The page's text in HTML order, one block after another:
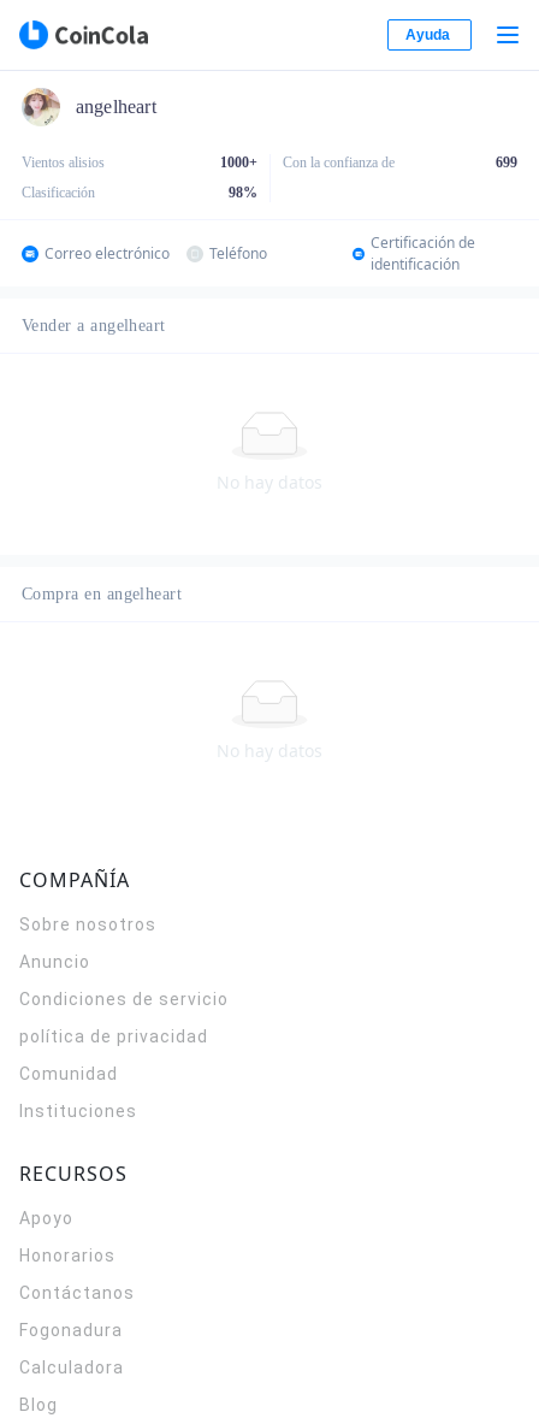
Ayuda
angelheart
Vientos alisios
1000+
Clasificación
98%
Con la confianza de 699
Correo electrónico Teléfono
Certificación de
identificación
Vender a angelheart
No hay datos
Compra en angelheart
No hay datos
COMPAÑÍA
Sobre nosotros
Anuncio
Condiciones de servicio
política de privacidad
Comunidad
Instituciones
RECURSOS
Apoyo
Honorarios
Contáctanos
Fogonadura
Calculadora
Blog